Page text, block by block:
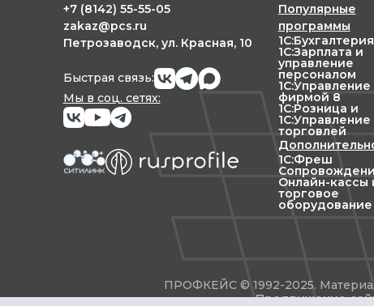
+7 (8142) 55-55-05
zakaz@pcs.ru
Петрозаводск, ул. Красная, 10
Быстрая связь:
Мы в соц. сетях:
Популярные
программы
1С:Бухгалтерия
1С:Зарплата и
управление
персоналом
фирмой 8
1С:Розница и
1С:Управление
торговлей
1С:Фреш
Онлайн-кассы
торговое
оборудование
ПРОФКЕЙС © 1992-2025.
Продвижение